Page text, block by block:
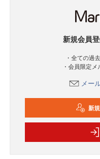
新規会員
・全ての過
・会員限定
メー
新